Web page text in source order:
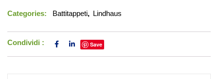
Categories: Battitappeti, Lindhaus
Condividi : Save